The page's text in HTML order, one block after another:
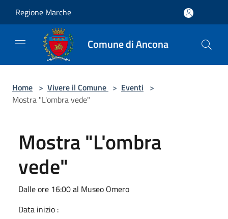
Regione Marche
Comune di Ancona
Home > Vivere il Comune > Eventi >
Mostra "L'ombra vede"
Mostra "L'ombra
vede"
Dalle ore 16:00 al Museo Omero
Data inizio :